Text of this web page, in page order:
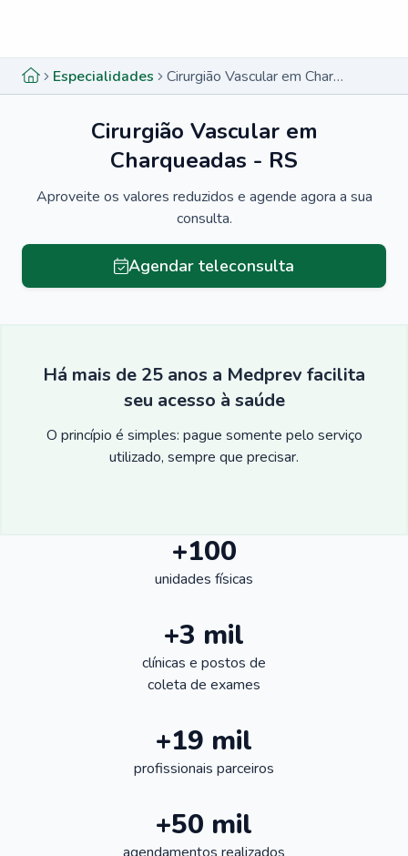
Especialidades Cirurgião Vascular em Charqueadas - RS
Cirurgião Vascular em
Charqueadas - RS
Aproveite os valores reduzidos e agende agora a sua
consulta.
Agendar teleconsulta
Há mais de 25 anos a Medprev facilita
seu acesso à saúde
O princípio é simples: pague somente pelo serviço
utilizado, sempre que precisar.
+100
unidades físicas
+3 mil
clínicas e postos de
coleta de exames
+19 mil
profissionais parceiros
+50 mil